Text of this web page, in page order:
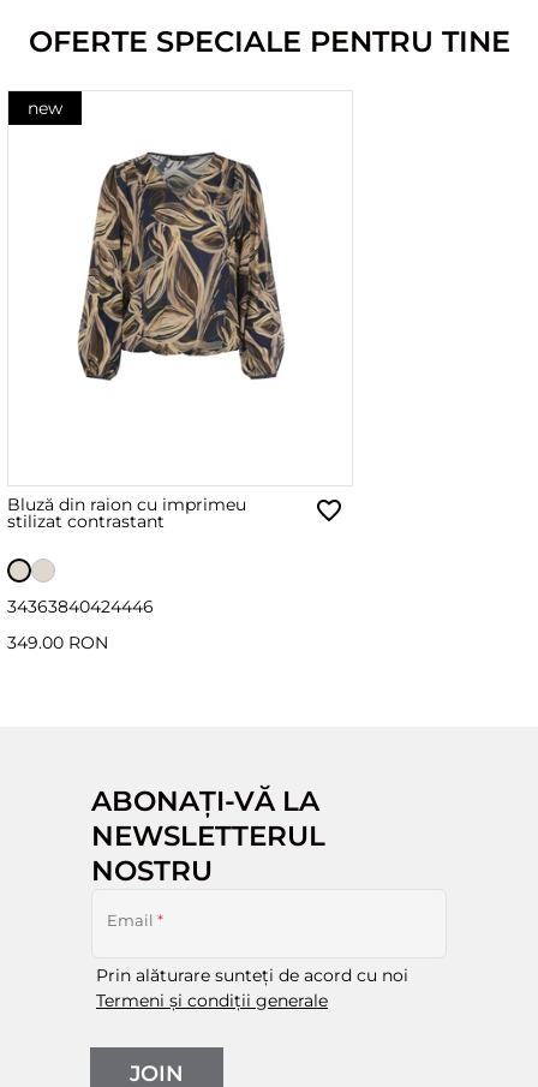
OFERTE SPECIALE PENTRU TINE
new
Bluză din raion cu imprimeu
stilizat contrastant
34363840424446
349.00 RON
ABONAȚI-VĂ LA
NEWSLETTERUL
NOSTRU
Email *
Prin alăturare sunteți de acord cu noi
Termeni și condiții generale
JOIN